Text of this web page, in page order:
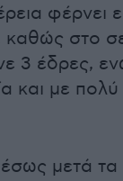
φέρνει
στο
3 έδρες,
και με
μετά